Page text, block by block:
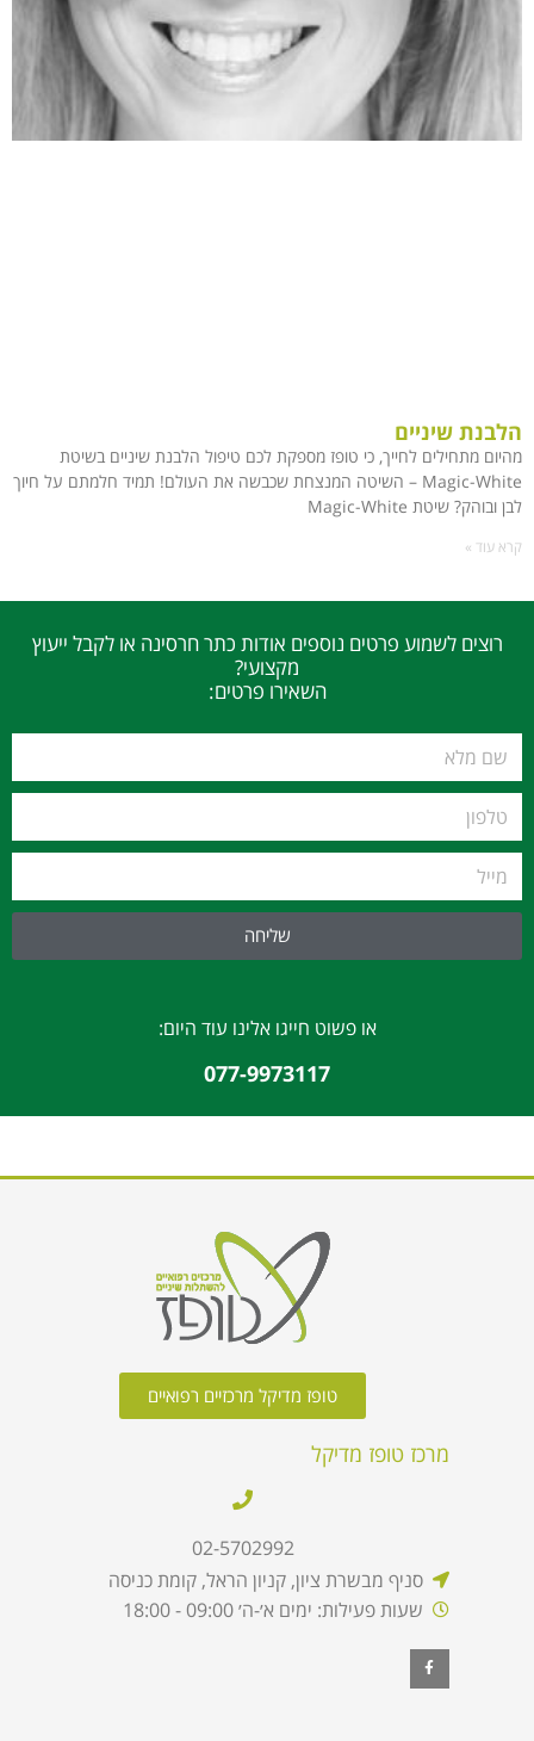
הלבנת שיניים
מהיום מתחילים לחייך, כי טופז מספקת לכם טיפול הלבנת שיניים בשיטת
Magic-White – השיטה המנצחת שכבשה את העולם! תמיד חלמתם על חיוך
לבן ובוהק? שיטת Magic-White
קרא עוד »
רוצים לשמוע פרטים נוספים אודות כתר חרסינה או לקבל ייעוץ
מקצועי?
השאירו פרטים:
שליחה
או פשוט חייגו אלינו עוד היום:
077-9973117
טופז מדיקל מרכזיים רפואיים
מרכז טופז מדיקל
02-5702992
סניף מבשרת ציון, קניון הראל, קומת כניסה
שעות פעילות: ימים א׳-ה׳ 09:00 - 18:00